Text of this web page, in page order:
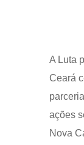
A Luta
Ceará
ações
Nova